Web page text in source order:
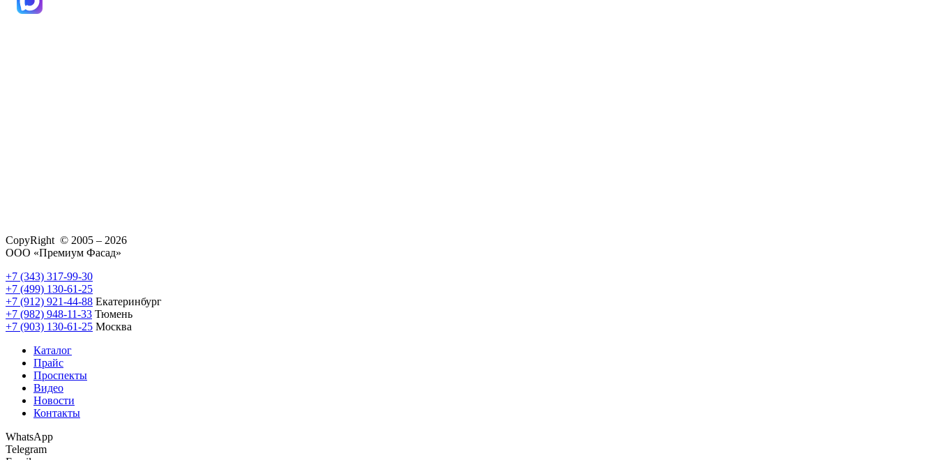
CopyRight © 2005 – 2026
ООО «Премиум Фасад»
+7 (343) 317-99-30
+7 (499) 130-61-25
+7 (912) 921-44-88 Екатеринбург
+7 (982) 948-11-33 Тюмень
+7 (903) 130-61-25 Москва
Каталог
Прайс
Проспекты
Видео
Новости
Контакты
WhatsApp
Telegram